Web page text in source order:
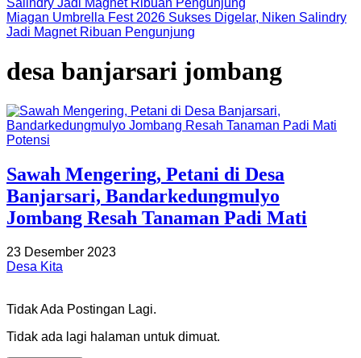
Miagan Umbrella Fest 2026 Sukses Digelar, Niken Salindry
Jadi Magnet Ribuan Pengunjung
desa banjarsari jombang
Potensi
Sawah Mengering, Petani di Desa
Banjarsari, Bandarkedungmulyo
Jombang Resah Tanaman Padi Mati
23 Desember 2023
Desa Kita
Tidak Ada Postingan Lagi.
Tidak ada lagi halaman untuk dimuat.